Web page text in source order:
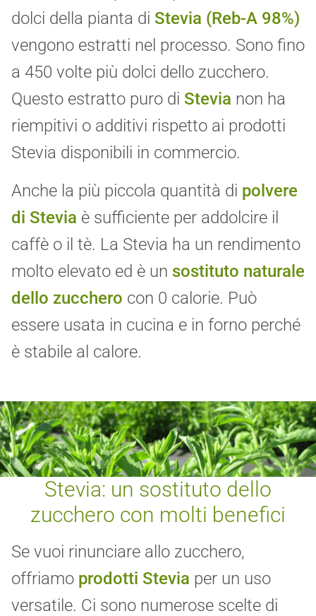
dolci della pianta di Stevia (Reb-A 98%)
vengono estratti nel processo. Sono fino
a 450 volte più dolci dello zucchero.
Questo estratto puro di Stevia non ha
riempitivi o additivi rispetto ai prodotti
Stevia disponibili in commercio.
Anche la più piccola quantità di polvere
di Stevia è sufficiente per addolcire il
caffè o il tè. La Stevia ha un rendimento
molto elevato ed è un sostituto naturale
dello zucchero con 0 calorie. Può
essere usata in cucina e in forno perché
è stabile al calore.
Stevia: un sostituto dello
zucchero con molti benefici
Se vuoi rinunciare allo zucchero,
offriamo prodotti Stevia per un uso
versatile. Ci sono numerose scelte di